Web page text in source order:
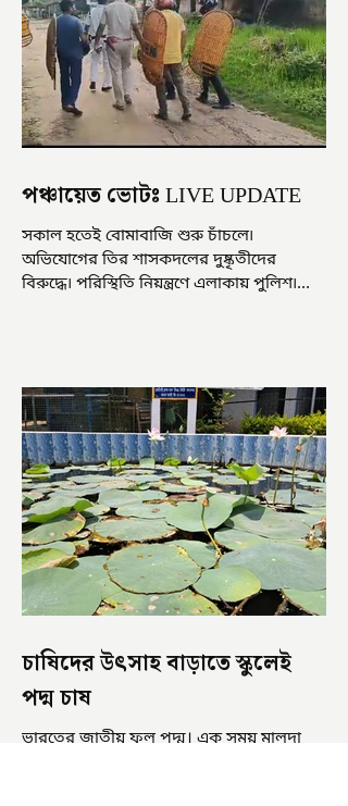
পঞ্চায়েত ভোটঃ LIVE UPDATE
সকাল হতেই বোমাবাজি শুরু চাঁচলে৷
অভিযোগের তির শাসকদলের দুষ্কৃতীদের
বিরুদ্ধে৷ পরিস্থিতি নিয়ন্ত্রণে এলাকায় পুলিশ৷
চাষিদের উৎসাহ বাড়াতে স্কুলেই
পদ্ম চাষ
ভারতের জাতীয় ফুল পদ্ম। এক সময় মালদা